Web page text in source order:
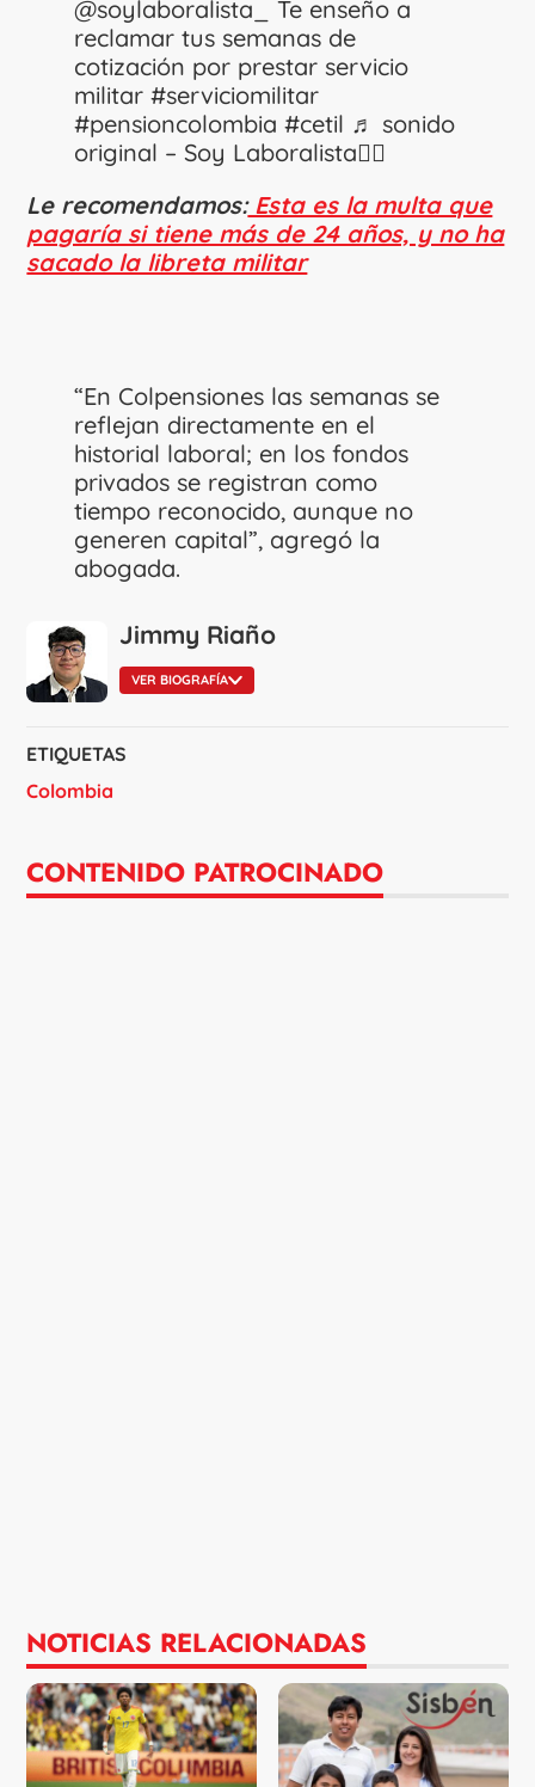
@soylaboralista_
Te enseño a
reclamar tus semanas de
cotización por prestar servicio
militar#serviciomilitar
#pensioncolombia #cetil ♬ sonido
original – Soy Laboralista👩‍⚖️
Le recomendamos:Esta es la multa que
pagaría si tiene más de 24 años, y no ha
sacado la libreta militar
“En Colpensiones las semanas se
reflejan directamente en el
historial laboral; en los fondos
privados se registran como
tiempo reconocido, aunque no
generen capital”, agregó la
abogada.
Jimmy Riaño
VER BIOGRAFÍA
ETIQUETAS
Colombia
CONTENIDO PATROCINADO
NOTICIAS RELACIONADAS